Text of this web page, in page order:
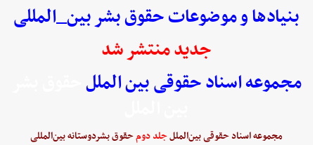
بنیادها و موضوعات حقوق بشر بین_المللی
جدید منتشر شد
مجموعه اسناد حقوقی بین الملل
مجموعه اسناد حقوقی بین‌المللجلد دومحقوق بشردوستانه بین‌المللی